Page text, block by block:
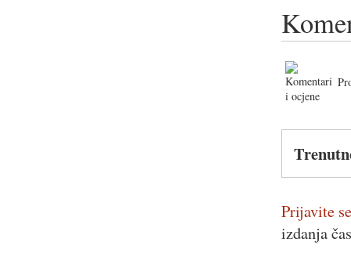
Prijavite
izdanja